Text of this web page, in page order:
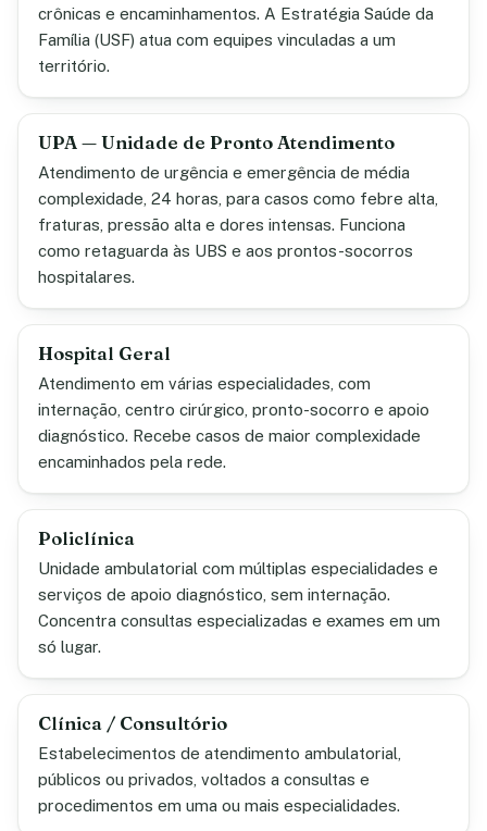
crônicas e encaminhamentos. A Estratégia Saúde da
Família (USF) atua com equipes vinculadas a um
território.
UPA — Unidade de Pronto Atendimento
Atendimento de urgência e emergência de média
complexidade, 24 horas, para casos como febre alta,
fraturas, pressão alta e dores intensas. Funciona
como retaguarda às UBS e aos prontos-socorros
hospitalares.
Hospital Geral
Atendimento em várias especialidades, com
internação, centro cirúrgico, pronto-socorro e apoio
diagnóstico. Recebe casos de maior complexidade
encaminhados pela rede.
Policlínica
Unidade ambulatorial com múltiplas especialidades e
serviços de apoio diagnóstico, sem internação.
Concentra consultas especializadas e exames em um
só lugar.
Clínica / Consultório
Estabelecimentos de atendimento ambulatorial,
públicos ou privados, voltados a consultas e
procedimentos em uma ou mais especialidades.